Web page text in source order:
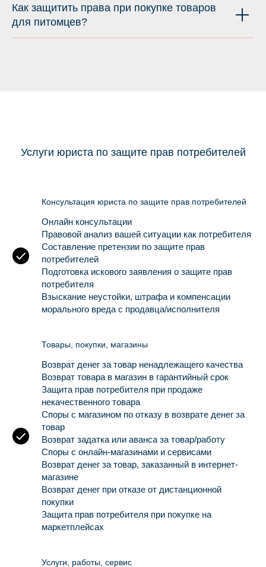
Как защитить права при покупке товаров
для питомцев?
Услуги юриста по защите прав потребителей
Консультация юриста по защите прав потребителей
Онлайн консультации
Правовой анализ вашей ситуации как потребителя
Составление претензии по защите прав
потребителей
Подготовка искового заявления о защите прав
потребителя
Взыскание неустойки, штрафа и компенсации
морального вреда с продавца/исполнителя
Товары, покупки, магазины
Возврат денег за товар ненадлежащего качества
Возврат товара в магазин в гарантийный срок
Защита прав потребителя при продаже
некачественного товара
Споры с магазином по отказу в возврате денег за
товар
Возврат задатка или аванса за товар/работу
Споры с онлайн-магазинами и сервисами
Возврат денег за товар, заказанный в интернет-
магазине
Возврат денег при отказе от дистанционной
покупки
Защита прав потребителя при покупке на
маркетплейсах
Услуги, работы, сервис